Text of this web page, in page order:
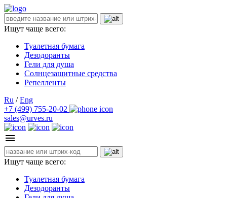
Ищут чаще всего:
Туалетная бумага
Дезодоранты
Гели для душа
Солнцезащитные средства
Репелленты
Ru / Eng
+7 (499) 755-20-02
sales@urves.ru
Ищут чаще всего:
Туалетная бумага
Дезодоранты